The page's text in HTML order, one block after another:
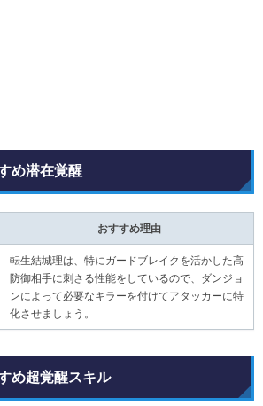
め潜在覚醒
おすすめ理由
転生結城理は、特にガードブレイクを活かした高
防御相手に刺さる性能をしているので、ダンジョ
ンによって必要なキラーを付けてアタッカーに特
化させましょう。
め超覚醒スキル